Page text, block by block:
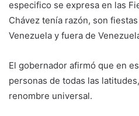
especifico se expresa en las
Chávez tenía razón, son
Venezuela y fuera de
El gobernador afirmó que en
personas de todas las
renombre universal.